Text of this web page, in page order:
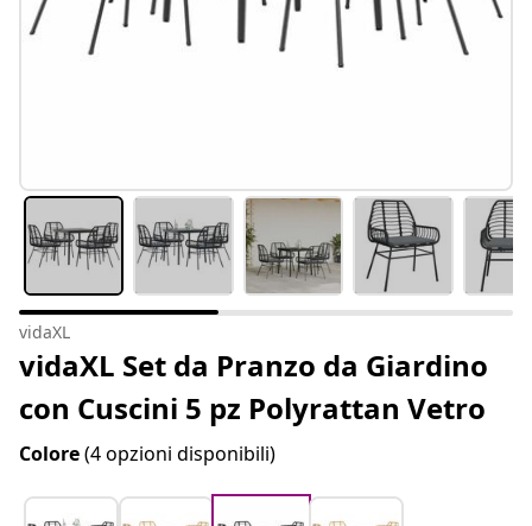
vidaXL
vidaXL Set da Pranzo da Giardino
con Cuscini 5 pz Polyrattan Vetro
Colore(4 opzioni disponibili)